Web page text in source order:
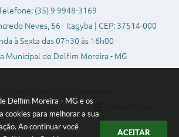
Delfim Moreira - MG e os
cookies para melhorar a sua
Ao continuar você
ACEITAR
(35) 9 9948-3169
Neves, 56 - Itagyba | CEP: 37514-000
à Sexta das 07h30 às 16h00
Municipal de Delfim Moreira - MG
em: